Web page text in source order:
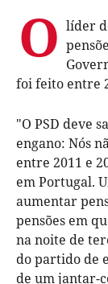
O líder
foi feito entre
"O PSD deve
engano: Nós
entre 2011 e
em Portugal.
aumentar
pensões em
na noite de
do partido de
de um jantar-